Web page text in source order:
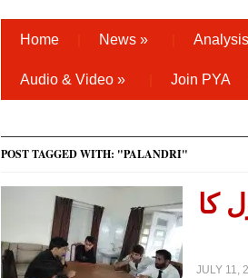
Home News » Analysis
Audio & Video » Join PYA
POST TAGGED WITH: "PALANDRI"
کا
JULY 11,